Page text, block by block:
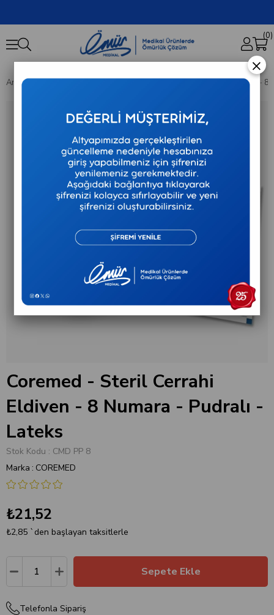
0
Anasayfa Tıbbi Sarf Eldivenler Coremed - Steril Cerrahi Eldiven - 8
Coremed - Steril Cerrahi
Eldiven - 8 Numara - Pudralı -
Lateks
Stok Kodu
CMD PP 8
Marka : COREMED
₺21,52
₺2,85 `den başlayan taksitlerle
Telefonla Sipariş
×